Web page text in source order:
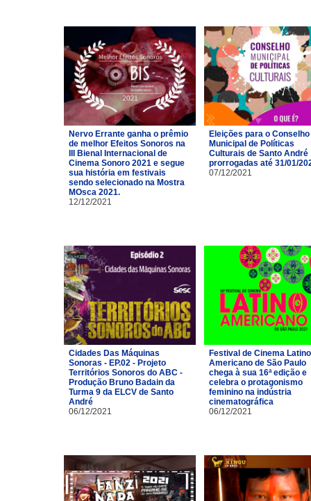
Nervo Errante ganha o prêmio
de melhor Efeitos Sonoros na
III Bienal Internacional de
Cinema Sonoro 2021 e segue
sua história em festivais
sendo selecionado na Mostra
MOsca 2021.
12/12/2021
Eleições para o Conselho
Municipal de Políticas
Culturais de Santo André
prorrogadas até 31/01/
07/12/2021
Cidades Das Máquinas
Sonoras - EP.02 - Projeto
Territórios Sonoros do ABC -
Produção Bruno Badain da
Turma 9 da ELCV de Santo
André
06/12/2021
Festival de Cinema
Americano de São Paulo
chega à sua 16ª edição e
celebra o protagonismo
feminino na indústria
cinematográfica
06/12/2021